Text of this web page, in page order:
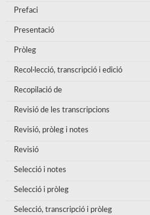
Prefaci
Presentació
Pròleg
Recol·lecció, transcripció i edició
Recopilació de
Revisió de les transcripcions
Revisió, pròleg i notes
Revisió
Selecció i notes
Selecció i pròleg
Selecció, transcripció i pròleg